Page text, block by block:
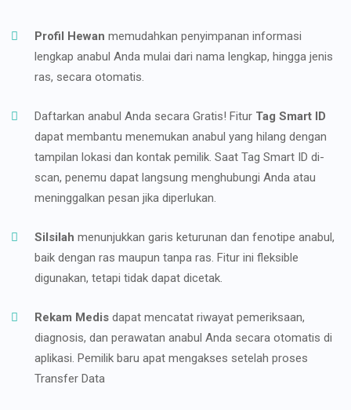
Profil Hewan memudahkan penyimpanan informasi
lengkap anabul Anda mulai dari nama lengkap, hingga jenis
ras, secara otomatis.
Daftarkan anabul Anda secara Gratis! Fitur Tag Smart ID
dapat membantu menemukan anabul yang hilang dengan
tampilan lokasi dan kontak pemilik. Saat Tag Smart ID di-
scan, penemu dapat langsung menghubungi Anda atau
meninggalkan pesan jika diperlukan.
Silsilah menunjukkan garis keturunan dan fenotipe anabul,
baik dengan ras maupun tanpa ras. Fitur ini fleksible
digunakan, tetapi tidak dapat dicetak.
Rekam Medis dapat mencatat riwayat pemeriksaan,
diagnosis, dan perawatan anabul Anda secara otomatis di
aplikasi. Pemilik baru apat mengakses setelah proses
Transfer Data